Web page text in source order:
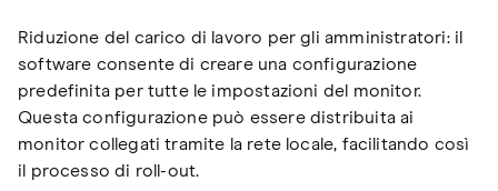
Riduzione del carico di lavoro per gli amministratori: il
software consente di creare una configurazione
predefinita per tutte le impostazioni del monitor.
Questa configurazione può essere distribuita ai
monitor collegati tramite la rete locale, facilitando così
il processo di roll-out.